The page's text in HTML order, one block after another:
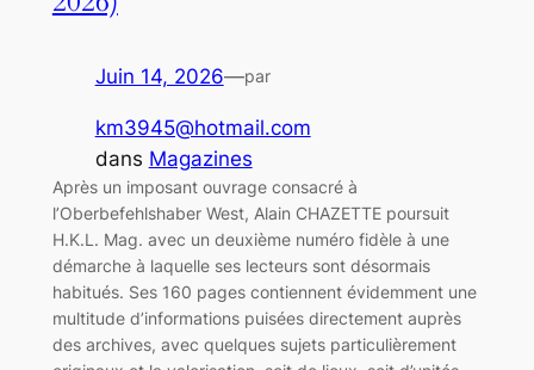
Juin 14, 2026—par
km3945@hotmail.com
dans Magazines
Après un imposant ouvrage consacré à
l’Oberbefehlshaber West, Alain CHAZETTE poursuit
H.K.L. Mag. avec un deuxième numéro fidèle à une
démarche à laquelle ses lecteurs sont désormais
habitués. Ses 160 pages contiennent évidemment une
multitude d’informations puisées directement auprès
des archives, avec quelques sujets particulièrement